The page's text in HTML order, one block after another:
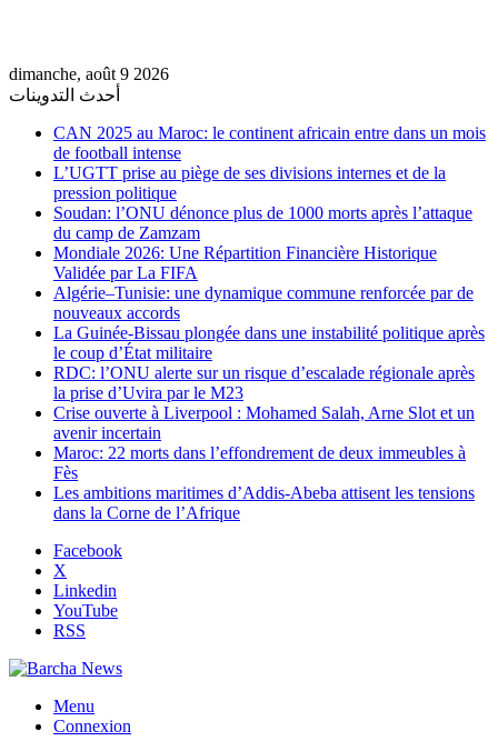
dimanche, août 9 2026
أحدث التدوينات
CAN 2025 au Maroc: le continent africain entre dans un mois
de football intense
L’UGTT prise au piège de ses divisions internes et de la
pression politique
Soudan: l’ONU dénonce plus de 1000 morts après l’attaque
du camp de Zamzam
Mondiale 2026: Une Répartition Financière Historique
Validée par La FIFA
Algérie–Tunisie: une dynamique commune renforcée par de
nouveaux accords
La Guinée-Bissau plongée dans une instabilité politique après
le coup d’État militaire
RDC: l’ONU alerte sur un risque d’escalade régionale après
la prise d’Uvira par le M23
Crise ouverte à Liverpool : Mohamed Salah, Arne Slot et un
avenir incertain
Maroc: 22 morts dans l’effondrement de deux immeubles à
Fès
Les ambitions maritimes d’Addis-Abeba attisent les tensions
dans la Corne de l’Afrique
Facebook
X
Linkedin
YouTube
RSS
Menu
Connexion